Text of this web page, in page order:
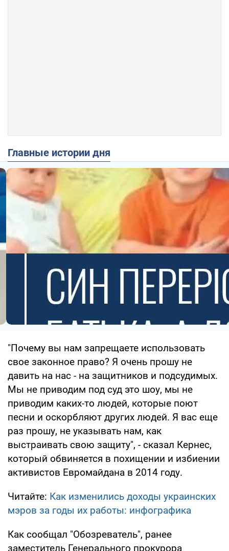
Главные истории дня
"Почему вы нам запрещаете использовать
свое законное право? Я очень прошу не
давить на нас - на защитников и подсудимых.
Мы не приводим под суд это шоу, мы не
приводим каких-то людей, которые поют
песни и оскорбляют других людей. Я вас еще
раз прошу, не указывать нам, как
выстраивать свою защиту", - сказал Кернес,
который обвиняется в похищении и избиении
активистов Евромайдана в 2014 году.
Читайте: Как изменились доходы украинских
мэров за годы их работы: инфографика
Как сообщал "Обозреватель", ранее
заместитель Генерального прокурора